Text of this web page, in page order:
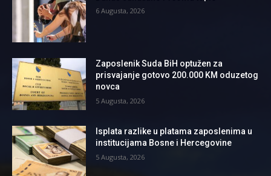
6 Augusta, 2026
Zaposlenik Suda BiH optužen za
prisvajanje gotovo 200.000 KM oduzetog
novca
5 Augusta, 2026
Isplata razlike u platama zaposlenima u
institucijama Bosne i Hercegovine
5 Augusta, 2026